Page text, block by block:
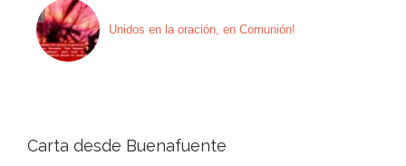
Unidos en la oración, en Comunión!
Carta desde Buenafuente